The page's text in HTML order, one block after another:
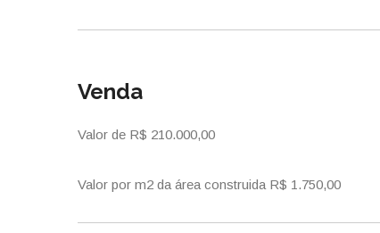
Venda
Valor de R$ 210.000,00
Valor por m2 da área construida R$ 1.750,00